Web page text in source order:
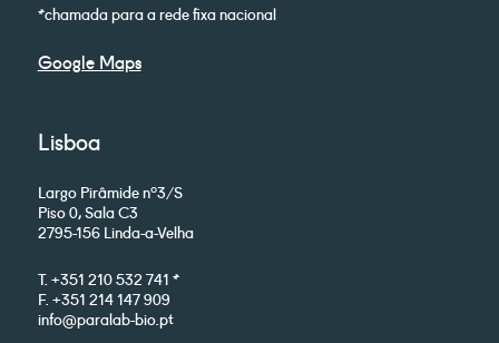
*chamada para a rede fixa nacional
Google Maps
Lisboa
Largo Pirâmide nº3/S
Piso 0, Sala C3
2795-156 Linda-a-Velha
T. +351 210 532 741 *
F. +351 214 147 909
info@paralab-bio.pt